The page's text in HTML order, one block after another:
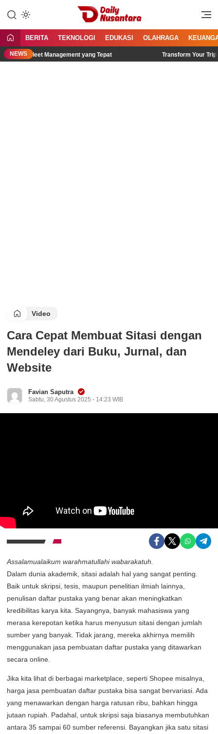
konten
Daily Nusantara
Menyajikan Fakta, Menginspirasi
BERITA TEKNOLOGI EDUKASI OLAHRAGA
NEWS
Fleet Management yang Tepat Transform Your Trip with
Video
Cara Cepat Membuat Sitasi dengan
Mendeley dari Buku, Jurnal, dan
Website
Favian Saputra
Sabtu, 30 Agustus 2025 - 14:23 WIB
Assalamualaikum warahmatullahi wabarakatuh.
Dalam dunia akademik, sitasi adalah hal yang sangat penting.
Baik untuk skripsi, tesis, maupun penelitian ilmiah lainnya,
penulisan daftar pustaka yang benar akan meningkatkan
kredibilitas karya kita. Sayangnya, banyak mahasiswa yang
merasa kerepotan ketika harus menyusun sitasi dengan jumlah
sumber yang banyak. Tidak jarang, mereka akhirnya memilih
menggunakan jasa pembuatan daftar pustaka yang ditawarkan
secara online.
Jika kita lihat di berbagai marketplace, seperti Shopee misalnya,
harga jasa pembuatan daftar pustaka bisa sangat bervariasi. Ada
yang menawarkan dengan harga ratusan ribu, bahkan hingga
jutaan rupiah. Padahal, untuk skripsi saja biasanya membutuhkan
antara 35 sampai 60 sumber referensi. Bayangkan jika satu sitasi